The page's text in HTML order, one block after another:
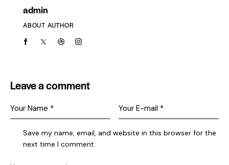
admin
ABOUT AUTHOR
Leave a comment
Save my name, email, and website in this browser for the
next time I comment.